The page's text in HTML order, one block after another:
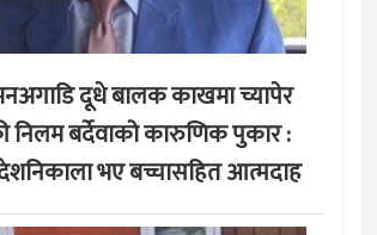
दूधे बालक काखमा च्यापेर
निलम बर्देवाको कारुणिक पुकार :
देशनिकाला भए बच्चासहित आत्मदाह